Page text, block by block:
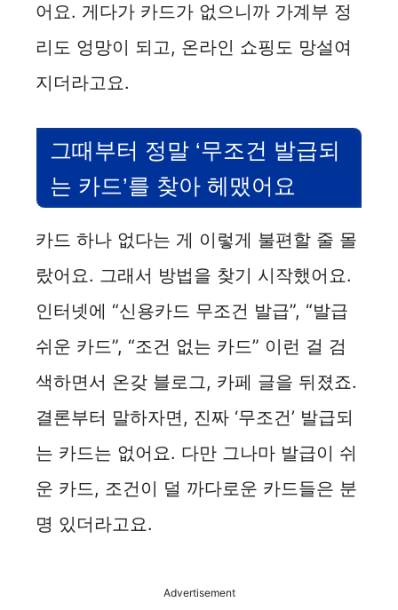
어요. 게다가 카드가 없으니까 가계부 정
리도 엉망이 되고, 온라인 쇼핑도 망설여
지더라고요.
그때부터 정말 ‘무조건 발급되
는 카드’를 찾아 헤맸어요
카드 하나 없다는 게 이렇게 불편할 줄 몰
랐어요. 그래서 방법을 찾기 시작했어요.
인터넷에 “신용카드 무조건 발급”, “발급
쉬운 카드”, “조건 없는 카드” 이런 걸 검
색하면서 온갖 블로그, 카페 글을 뒤졌죠.
결론부터 말하자면, 진짜 ‘무조건’ 발급되
는 카드는 없어요. 다만 그나마 발급이 쉬
운 카드, 조건이 덜 까다로운 카드들은 분
명 있더라고요.
Advertisement